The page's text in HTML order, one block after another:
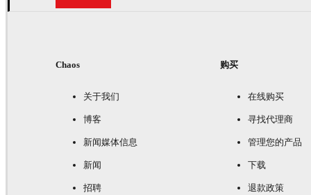
Chaos
关于我们
博客
新闻媒体信息
新闻
招聘
购买
在线购买
寻找代理商
管理您的产品
下载
退款政策